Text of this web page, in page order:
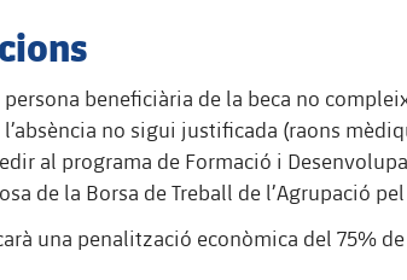
persona beneficiària de la beca no
no sigui justificada (raons
al programa de Formació i
de la Borsa de Treball de l’Agrupació
una penalització econòmica del 75%